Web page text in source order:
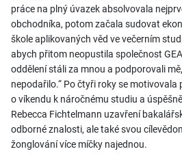
práce na plný úvazek absolvovala
obchodníka, potom začala sudovat
škole aplikovaných věd ve večerním
abych přitom neopustila společnost
oddělení stáli za mnou a podporovali
nepodařilo.“ Po čtyři roky se motivovala
o víkendu k náročnému studiu a
Rebecca Fichtelmann uzavření
odborné znalosti, ale také svou
žonglování více míčky najednou.